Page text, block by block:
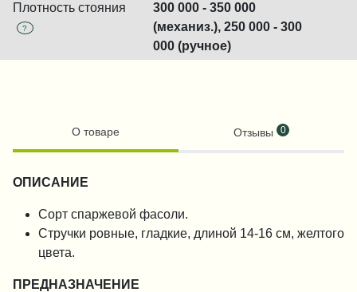
Плотность стояния
?
300 000 - 350 000
(механиз.), 250 000 - 300
000 (ручное)
О товаре Отзывы 0
ОПИСАНИЕ
Сорт спаржевой фасоли.
Стручки ровные, гладкие, длиной 14-16 см, желтого
цвета.
ПРЕДНАЗНАЧЕНИЕ